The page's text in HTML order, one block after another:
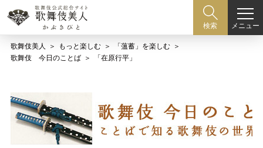
検索 メニュー
歌舞伎美人 もっと楽しむ
「薀蓄」を楽しむ
歌舞伎 今日のことば
「在原行平」